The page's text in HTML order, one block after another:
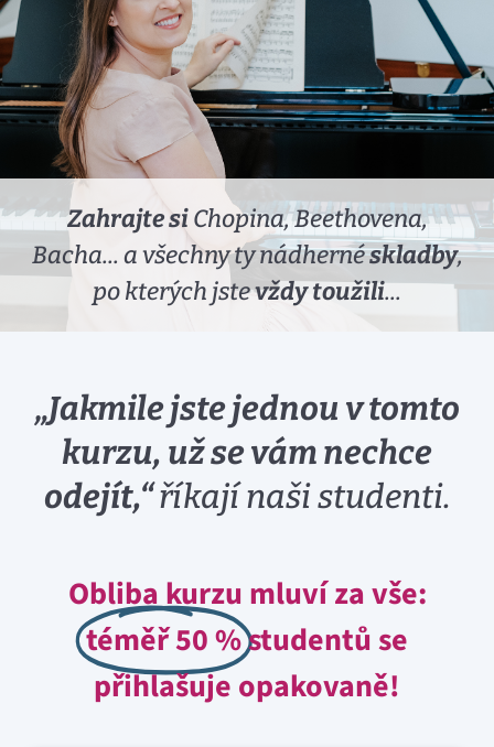
Zahrajte siChopina, Beethovena,
Bacha... a všechny ty nádhernéskladby,
po kterých jstevždy toužili...
„Jakmile jste jednou v tomto
kurzu, už se vám nechce
odejít,“říkají naši studenti.
Obliba kurzu mluví za vše:
téměř 50 %studentů se
přihlašuje opakovaně!